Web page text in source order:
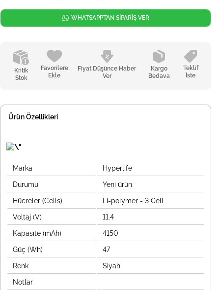
Kritik
Stok
Favorilere
Ekle
Fiyat Düşünce Haber
Ver
Kargo
Bedava
Teklif
İste
WHATSAPPTAN SİPARİŞ VER
Ürün Özellikleri
Marka Hyperlife
Durumu Yeni ürün
Hücreler (Cells) Li-polymer - 3 Cell
Voltaj (V) 11.4
Kapasite (mAh) 4150
Güç (Wh) 47
Renk Siyah
Notlar